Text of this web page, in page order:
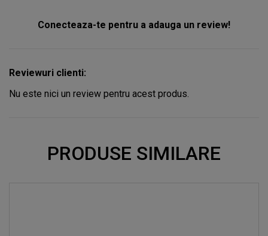
Conecteaza-te pentru a adauga un review!
Reviewuri clienti:
Nu este nici un review pentru acest produs.
PRODUSE SIMILARE